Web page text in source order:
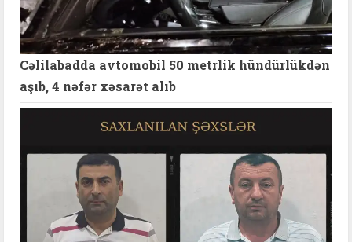
Cəlilabadda avtomobil 50 metrlik hündürlükdən
aşıb, 4 nəfər xəsarət alıb